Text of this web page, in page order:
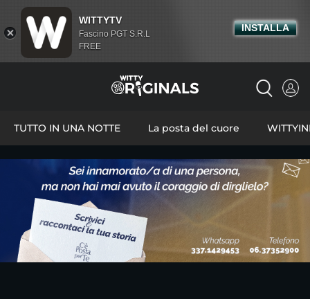
TUTTO IN UNA NOTTE La posta del cuore
WITTYTV
Fascino PGT S.R.L
FREE
INSTALLA